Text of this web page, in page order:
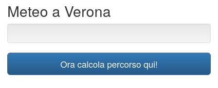
Meteo a Verona
Ora calcola percorso qui!